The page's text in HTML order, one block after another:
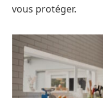
vous protéger.